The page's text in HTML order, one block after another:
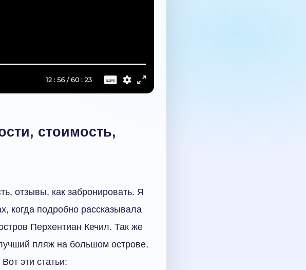
стоимость,
отзывы, как забронировать. Я
когда подробно рассказывала
Перхентиан Кечил. Так же
пляж на большом острове,
эти статьи: